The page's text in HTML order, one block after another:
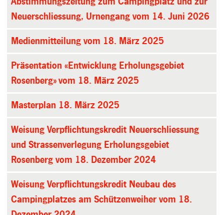
Neuerschliessung, Urnengang vom 14. Juni 2026
Medienmitteilung vom 18. März 2025
Präsentation «Entwicklung Erholungsgebiet
Rosenberg» vom 18. März 2025
Masterplan 18. März 2025
Weisung Verpflichtungskredit Neuerschliessung
und Strassenverlegung Erholungsgebiet
Rosenberg vom 18. Dezember 2024
Weisung Verpflichtungskredit Neubau des
Campingplatzes am Schützenweiher vom 18.